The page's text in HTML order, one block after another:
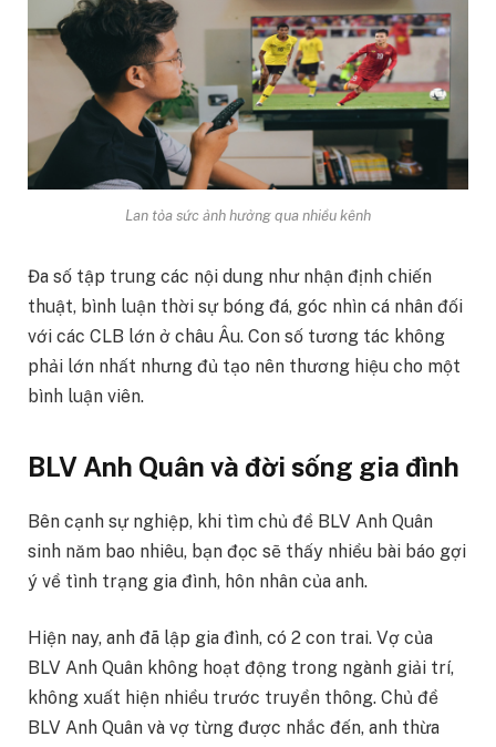
Lan tỏa sức ảnh hưởng qua nhiều kênh
Đa số tập trung các nội dung như nhận định chiến
thuật, bình luận thời sự bóng đá, góc nhìn cá nhân đối
với các CLB lớn ở châu Âu. Con số tương tác không
phải lớn nhất nhưng đủ tạo nên thương hiệu cho một
bình luận viên.
BLV Anh Quân và đời sống gia đình
Bên cạnh sự nghiệp, khi tìm chủ đề BLV Anh Quân
sinh năm bao nhiêu, bạn đọc sẽ thấy nhiều bài báo gợi
ý về tình trạng gia đình, hôn nhân của anh.
Hiện nay, anh đã lập gia đình, có 2 con trai. Vợ của
BLV Anh Quân không hoạt động trong ngành giải trí,
không xuất hiện nhiều trước truyền thông. Chủ đề
BLV Anh Quân và vợ từng được nhắc đến, anh thừa